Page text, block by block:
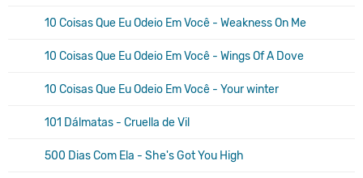
10 Coisas Que Eu Odeio Em Você - Weakness On Me
10 Coisas Que Eu Odeio Em Você - Wings Of A Dove
10 Coisas Que Eu Odeio Em Você - Your winter
101 Dálmatas - Cruella de Vil
500 Dias Com Ela - She's Got You High